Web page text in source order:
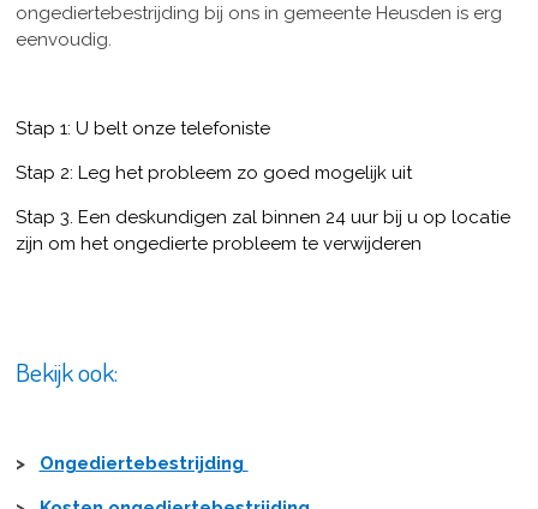
ongediertebestrijding bij ons in gemeente Heusden is erg
eenvoudig.
Stap 1: U belt onze telefoniste
Stap 2: Leg het probleem zo goed mogelijk uit
Stap 3. Een deskundigen zal binnen 24 uur bij u op locatie
zijn om het ongedierte probleem te verwijderen
Bekijk ook:
> Ongediertebestrijding